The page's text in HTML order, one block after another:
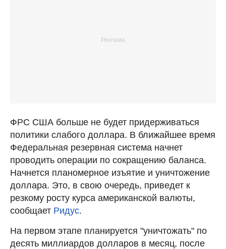
ФРС США больше не будет придерживаться
политики слабого доллара. В ближайшее время
Федеральная резервная система начнет
проводить операции по сокращению баланса.
Начнется планомерное изъятие и уничтожение
доллара. Это, в свою очередь, приведет к
резкому росту курса американской валюты,
сообщает Ридус.
На первом этапе планируется "уничтожать" по
десять миллиардов долларов в месяц, после